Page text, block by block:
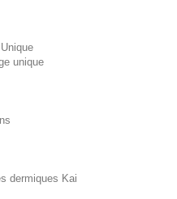
unique
dermiques Kai